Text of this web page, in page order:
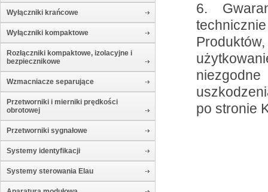
Wyłączniki krańcowe
Wyłączniki kompaktowe
Rozłączniki kompaktowe, izolacyjne i
bezpiecznikowe
Wzmacniacze separujące
Przetworniki i mierniki prędkości
obrotowej
Przetworniki sygnałowe
Systemy identyfikacji
Systemy sterowania Elau
6.
po stronie